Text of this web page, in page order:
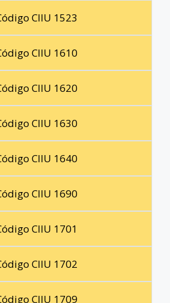
CIIU 1523
CIIU 1610
CIIU 1620
CIIU 1630
CIIU 1640
CIIU 1690
CIIU 1701
CIIU 1702
CIIU 1709